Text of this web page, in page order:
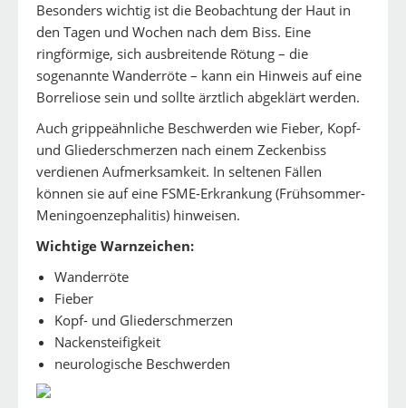
Besonders wichtig ist die Beobachtung der Haut in
den Tagen und Wochen nach dem Biss. Eine
ringförmige, sich ausbreitende Rötung – die
sogenannte Wanderröte – kann ein Hinweis auf eine
Borreliose sein und sollte ärztlich abgeklärt werden.
Auch grippeähnliche Beschwerden wie Fieber, Kopf-
und Gliederschmerzen nach einem Zeckenbiss
verdienen Aufmerksamkeit. In seltenen Fällen
können sie auf eine FSME-Erkrankung (Frühsommer-
Meningoenzephalitis) hinweisen.
Wichtige Warnzeichen:
Wanderröte
Fieber
Kopf- und Gliederschmerzen
Nackensteifigkeit
neurologische Beschwerden